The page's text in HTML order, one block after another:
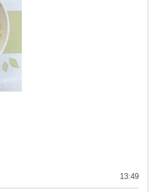
13:49